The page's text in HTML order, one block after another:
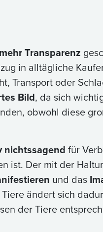
mehr Transparenz
in alltägliche
Transport oder
Bild, da sich
obwohl diese
nichtssagend für
ist. Der mit der
und das
ändert sich
der Tiere